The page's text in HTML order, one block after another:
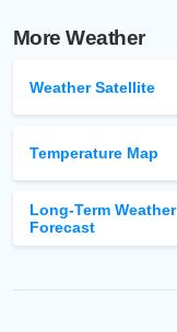
More Weather
Weather Satellite
Temperature Map
Long-Term Weather
Forecast